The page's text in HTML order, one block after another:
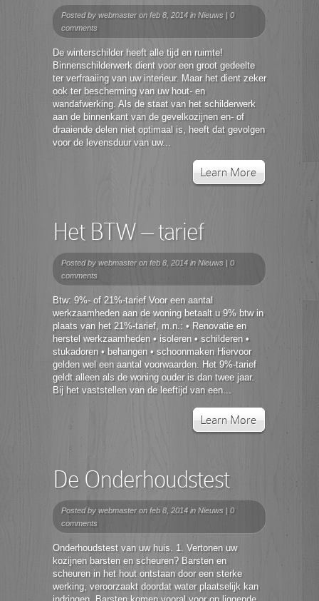
Posted by webmaster on feb 8, 2014 in Nieuws | 0
comments
De winterschilder heeft alle tijd en ruimte!
Binnenschilderwerk dient voor een groot gedeelte
ter verfraaiing van uw interieur. Maar het dient zeker
ook ter bescherming van uw hout- en
wandafwerking. Als de staat van het schilderwerk
aan de binnenkant van de gevelkozijnen en- of
draaiende delen niet optimaal is, heeft dat gevolgen
voor de levensduur van uw...
Learn More
Het BTW – tarief
Posted by webmaster on feb 8, 2014 in Nieuws | 0
comments
Btw: 9%- of 21%-tarief Voor een aantal
werkzaamheden aan de woning betaalt u 9% btw in
plaats van het 21%-tarief, m.n.: • Renovatie en
herstel werkzaamheden • isoleren • schilderen •
stukadoren • behangen • schoonmaken Hiervoor
gelden wel een aantal voorwaarden. Het 9%-tarief
geldt alleen als de woning ouder is dan twee jaar.
Bij het vaststellen van de leeftijd van een...
Learn More
De Onderhoudstest
Posted by webmaster on feb 8, 2014 in Nieuws | 0
comments
Onderhoudstest van uw huis. 1. Vertonen uw
kozijnen barsten en scheuren? Barsten en
scheuren in het hout ontstaan door een sterke
werking, veroorzaakt doordat water plaatselijk kan